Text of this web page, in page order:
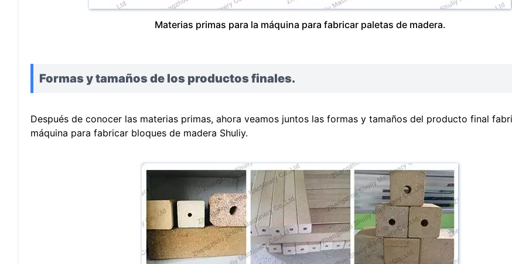
Materias primas para la máquina para fabricar paletas de madera.
Formas y tamaños de los productos finales.
Después de conocer las materias primas, ahora veamos juntos las formas y tamaños del producto final
máquina para fabricar bloques de madera Shuliy.